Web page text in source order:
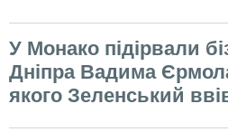
У Монако підірвали
Дніпра Вадима
якого Зеленський